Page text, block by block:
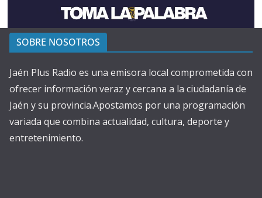
SOBRE NOSOTROS
Jaén Plus Radio es una emisora local comprometida con
ofrecer información veraz y cercana a la ciudadanía de
Jaén y su provincia.Apostamos por una programación
variada que combina actualidad, cultura, deporte y
entretenimiento.